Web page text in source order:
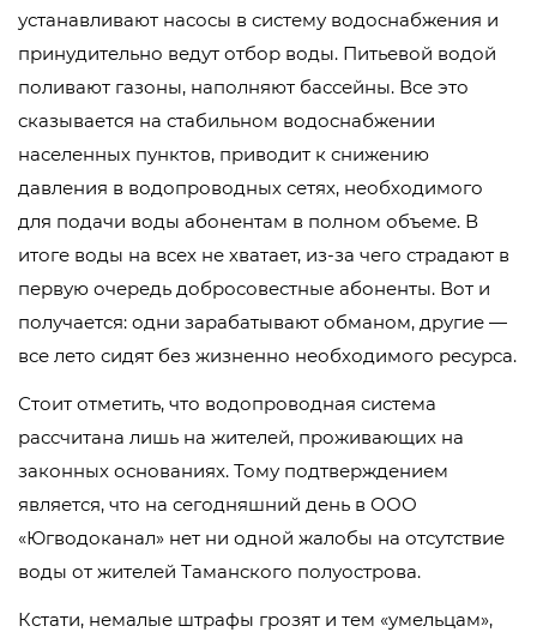
устанавливают насосы в систему водоснабжения и
принудительно ведут отбор воды. Питьевой водой
поливают газоны, наполняют бассейны. Все это
сказывается на стабильном водоснабжении
населенных пунктов, приводит к снижению
давления в водопроводных сетях, необходимого
для подачи воды абонентам в полном объеме. В
итоге воды на всех не хватает, из-за чего страдают в
первую очередь добросовестные абоненты. Вот и
получается: одни зарабатывают обманом, другие —
все лето сидят без жизненно необходимого ресурса.
Стоит отметить, что водопроводная система
рассчитана лишь на жителей, проживающих на
законных основаниях. Тому подтверждением
является, что на сегодняшний день в ООО
«Югводоканал» нет ни одной жалобы на отсутствие
воды от жителей Таманского полуострова.
Кстати, немалые штрафы грозят и тем «умельцам»,